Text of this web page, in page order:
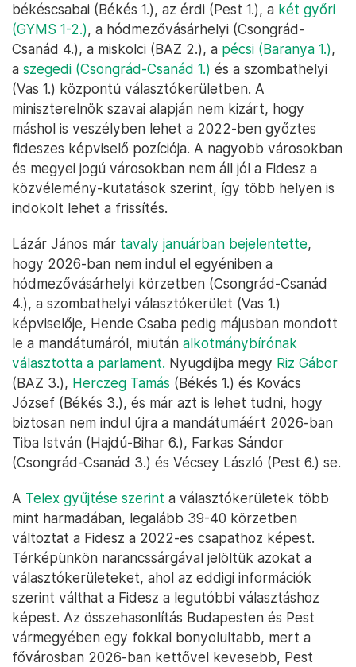
békéscsabai (Békés 1.), az érdi (Pest 1.), a két győri
(GYMS 1-2.), a hódmezővásárhelyi (Csongrád-
Csanád 4.), a miskolci (BAZ 2.), a pécsi (Baranya 1.),
a szegedi (Csongrád-Csanád 1.) és a szombathelyi
(Vas 1.) központú választókerületben. A
miniszterelnök szavai alapján nem kizárt, hogy
máshol is veszélyben lehet a 2022-ben győztes
fideszes képviselő pozíciója. A nagyobb városokban
és megyei jogú városokban nem áll jól a Fidesz a
közvélemény-kutatások szerint, így több helyen is
indokolt lehet a frissítés.
Lázár János már tavaly januárban bejelentette,
hogy 2026-ban nem indul el egyéniben a
hódmezővásárhelyi körzetben (Csongrád-Csanád
4.), a szombathelyi választókerület (Vas 1.)
képviselője, Hende Csaba pedig májusban mondott
le a mandátumáról, miután alkotmánybírónak
választotta a parlament. Nyugdíjba megy Riz Gábor
(BAZ 3.), Herczeg Tamás (Békés 1.) és Kovács
József (Békés 3.), és már azt is lehet tudni, hogy
biztosan nem indul újra a mandátumáért 2026-ban
Tiba István (Hajdú-Bihar 6.), Farkas Sándor
(Csongrád-Csanád 3.) és Vécsey László (Pest 6.) se.
A Telex gyűjtése szerint a választókerületek több
mint harmadában, legalább 39-40 körzetben
változtat a Fidesz a 2022-es csapathoz képest.
Térképünkön narancssárgával jelöltük azokat a
választókerületeket, ahol az eddigi információk
szerint válthat a Fidesz a legutóbbi választáshoz
képest. Az összehasonlítás Budapesten és Pest
vármegyében egy fokkal bonyolultabb, mert a
fővárosban 2026-ban kettővel kevesebb, Pest